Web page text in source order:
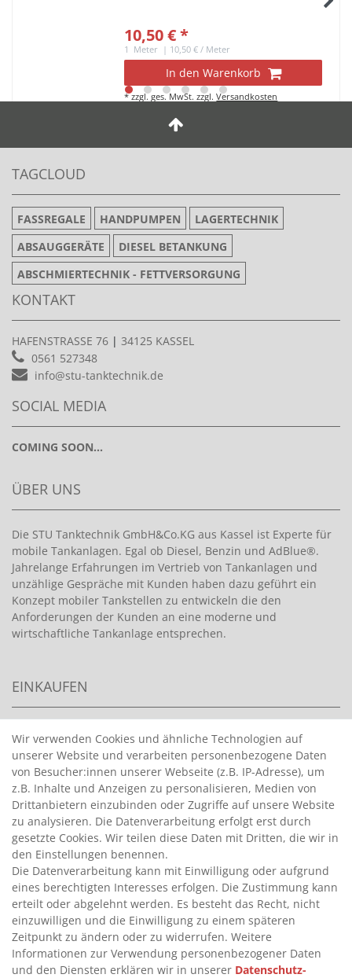
10,50 € *
1 Meter | 10,50 € / Meter
In den Warenkorb
*zzgl. ges. MwSt. zzgl.Versandkosten
TAGCLOUD
FASSREGALE HANDPUMPEN
LAGERTECHNIK
ABSAUGGERÄTE
DIESEL BETANKUNG
ABSCHMIERTECHNIK - FETTVERSORGUNG
KONTAKT
HAFENSTRASSE 76 | 34125 KASSEL
0561 527348
info@stu-tanktechnik.de
SOCIAL MEDIA
COMING SOON...
ÜBER UNS
Die STU Tanktechnik GmbH&Co.KG aus Kassel ist Experte für
mobile Tankanlagen. Egal ob Diesel, Benzin und AdBlue®.
Jahrelange Erfahrungen im Vertrieb von Tankanlagen und
unzählige Gespräche mit Kunden haben dazu geführt ein
Konzept mobiler Tankstellen zu entwickeln die den
Anforderungen der Kunden an eine moderne und
wirtschaftliche Tankanlage entsprechen.
EINKAUFEN
HANDPUMPEN FÜR BENZIN
>
HANDPUMPEN FÜR ÖLE
>
TANKANLAGEN
>
ADBLUE® BETANKUNG
INFORMATIONEN
>
FAQ
>
VERTRAG WIDERRUFEN
>
WIDERRUFSRECHT
>
WIDERRUFSFORMULAR
Wir verwenden Cookies und ähnliche Technologien auf
unserer Website und verarbeiten personenbezogene Daten
von Besucher:innen unserer Webseite (z.B. IP-Adresse), um
z.B. Inhalte und Anzeigen zu personalisieren, Medien von
Drittanbietern einzubinden oder Zugriffe auf unsere Website
zu analysieren. Die Datenverarbeitung erfolgt erst durch
gesetzte Cookies. Wir teilen diese Daten mit Dritten, die wir in
den Einstellungen benennen.
Die Datenverarbeitung kann mit Einwilligung oder aufgrund
eines berechtigten Interesses erfolgen. Die Zustimmung kann
erteilt oder abgelehnt werden. Es besteht das Recht, nicht
einzuwilligen und die Einwilligung zu einem späteren
Zeitpunkt zu ändern oder zu widerrufen. Weitere
Informationen zur Verwendung personenbezogener Daten
und den Diensten erklären wir in unserer Daten­schutz­